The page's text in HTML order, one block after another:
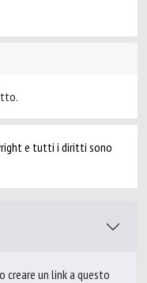
e tutti i diritti sono
un link a questo